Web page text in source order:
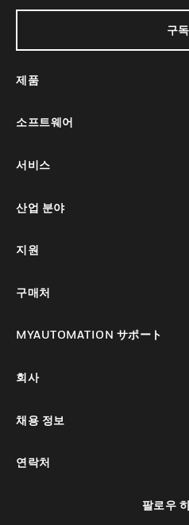
구독
제품
소프트웨어
서비스
산업 분야
지원
구매처
MYAUTOMATION サポート
회사
채용 정보
연락처
팔로우